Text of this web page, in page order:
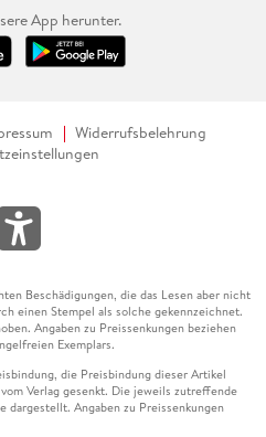
App herunter.
Widerrufsbelehrung
Beschädigungen, die das Lesen aber nicht
einen Stempel als solche gekennzeichnet.
Angaben zu Preissenkungen beziehen
Exemplars.
die Preisbindung dieser Artikel
Verlag gesenkt. Die jeweils zutreffende
Angaben zu Preissenkungen